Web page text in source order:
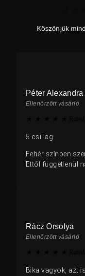
Köszönjük
Péter Alexandra
Ellenőrzött vásárló
5 csillag.
Fehér színben
Ettől függetlenül
Rácz Orsolya
Ellenőrzött vásárló
Bika vagyok, azt